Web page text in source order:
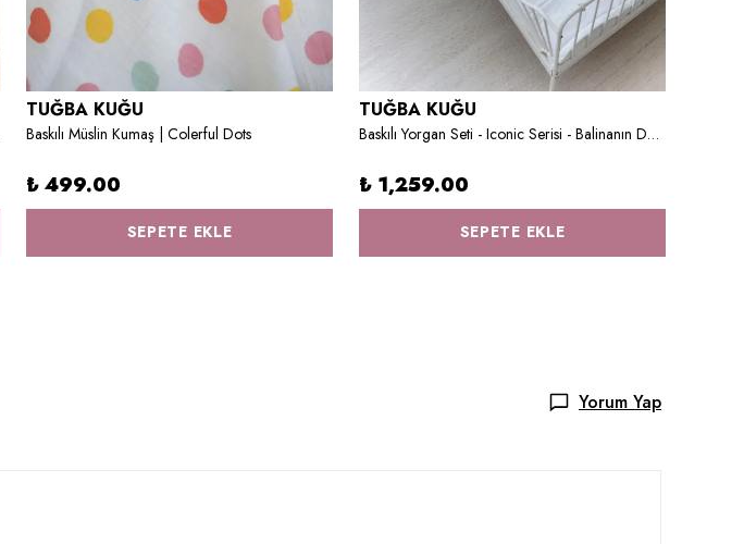
TUĞBA KUĞU
Baskılı Müslin Kumaş | Colerful Dots
₺ 499.00
SEPETE EKLE
TUĞBA KUĞU
Baskılı Yorgan Seti - Iconic Serisi - Balinanın Düşleri
₺ 1,259.00
SEPETE EKLE
Yorum Yap